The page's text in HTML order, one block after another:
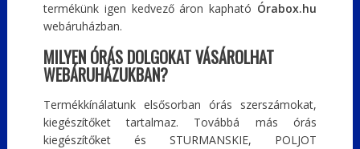
termékünk igen kedvező áron kapható Órabox.hu
webáruházban.
MILYEN ÓRÁS DOLGOKAT VÁSÁROLHAT
WEBÁRUHÁZUKBAN?
Termékkínálatunk elsősorban órás szerszámokat,
kiegészítőket tartalmaz. Továbbá más órás
kiegészítőket és STURMANSKIE, POLJOT